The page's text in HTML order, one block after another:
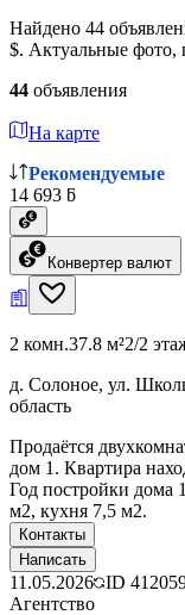
Найдено 44
$. Актуальные фото,
44 объявления
На карте
Рекомендуемые
14 693 ƃ
Конвертер валют
2 комн.37.8 м²2/2
д. Солоное, ул.
область
Продаётся
дом 1. Квартира
Год постройки дома
м2, кухня 7,5 м2.
Контакты
Написать
11.05.2026 ID
Агентство